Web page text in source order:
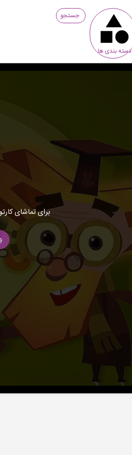
دسته بندی ها
جستجو
برای تماشای